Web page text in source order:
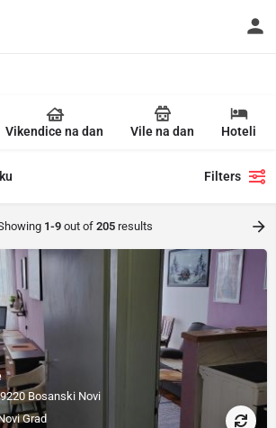
Vikendice na dan Vile na dan Hoteli
Filters
1-9out of 205results
Bosanski Novi
Grad